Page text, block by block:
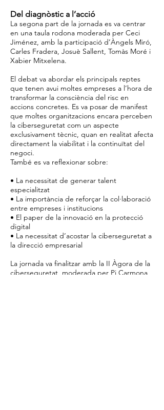
Del diagnòstic a l’acció
La segona part de la jornada es va centrar
en una taula rodona moderada per Ceci
Jiménez, amb la participació d’Àngels Miró,
Carles Fradera, Josuè Sallent, Tomàs Moré i
Xabier Mitxelena.
El debat va abordar els principals reptes
que tenen avui moltes empreses a l’hora de
transformar la consciència del risc en
accions concretes. Es va posar de manifest
que moltes organitzacions encara perceben
la ciberseguretat com un aspecte
exclusivament tècnic, quan en realitat afecta
directament la viabilitat i la continuïtat del
negoci.
També es va reflexionar sobre:
• La necessitat de generar talent
especialitzat
• La importància de reforçar la col·laboració
entre empreses i institucions
• El paper de la innovació en la protecció
digital
• La necessitat d’acostar la ciberseguretat a
la direcció empresarial
La jornada va finalitzar amb la II Àgora de la
ciberseguretat, moderada per Pi Carmona,